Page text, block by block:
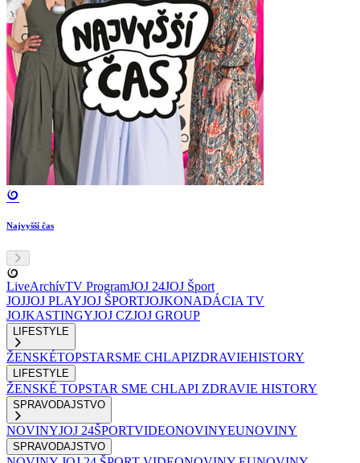
Najvyšší čas
LiveArchívTV ProgramJOJ 24JOJ Šport
JOJJOJ PLAYJOJ ŠPORTJOJKONADÁCIA TV
JOJKASTINGYJOJ CZJOJ GROUP
LIFESTYLE
ŽENSKÉTOPSTARSME CHLAPIZDRAVIEHISTORY
LIFESTYLE
ŽENSKÉ TOPSTAR SME CHLAPI ZDRAVIE HISTORY
SPRAVODAJSTVO
NOVINYJOJ 24ŠPORTVIDEONOVINYEUNOVINY
SPRAVODAJSTVO